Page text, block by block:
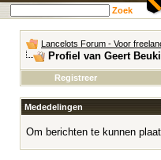
Zoek
Lancelots Forum - Voor
Profiel van Geert
Registreer
Mededelingen
Om berichten te kunnen